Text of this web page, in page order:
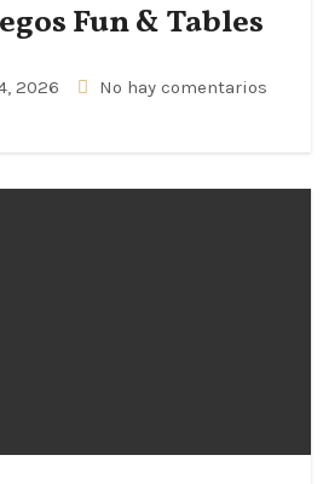
Fun & Tables
2026 No hay comentarios